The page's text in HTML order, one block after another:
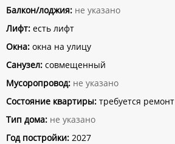
Балкон/лоджия: не указано
Лифт: есть лифт
Окна: окна на улицу
Санузел: совмещенный
Мусоропровод: не указано
Состояние квартиры: требуется ремонт
Тип дома: не указано
Год постройки: 2027